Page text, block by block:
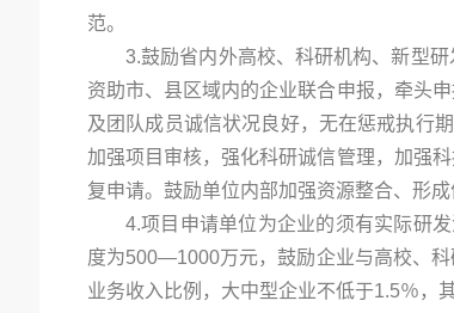
范。
3.鼓励省内外高校、科研机构、新型
资助市、县区域内的企业联合申报，牵头
及团队成员诚信状况良好，无在惩戒执行
加强项目审核，强化科研诚信管理，加强
复申请。鼓励单位内部加强资源整合、形成
4.项目申请单位为企业的须有实际研
度为500—1000万元，鼓励企业与高校、
业务收入比例，大中型企业不低于1.5％，